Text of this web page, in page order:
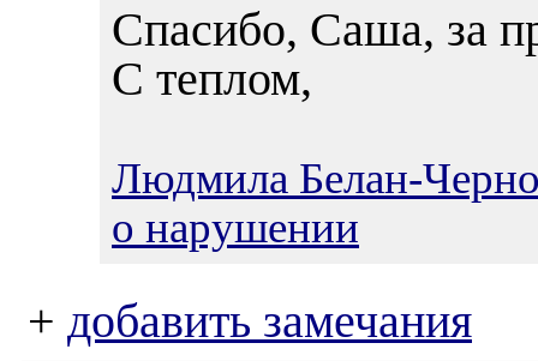
Спасибо, Саша, за
С теплом,
Людмила Белан-
о нарушении
+ добавить замечания